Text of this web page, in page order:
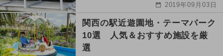
2019年09月03日
関西の駅近遊園地・テーマパーク
10選 人気＆おすすめ施設を厳
選